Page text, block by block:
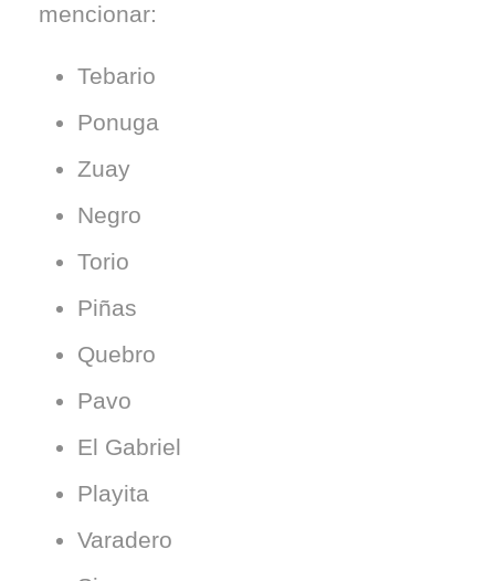
mencionar:
Tebario
Ponuga
Zuay
Negro
Torio
Piñas
Quebro
Pavo
El Gabriel
Playita
Varadero